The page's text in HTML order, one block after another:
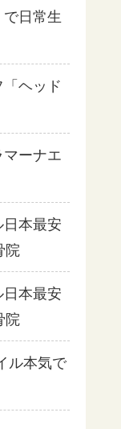
日常生
ヘッド
ーナエ
本最安
院
本最安
院
ル本気で